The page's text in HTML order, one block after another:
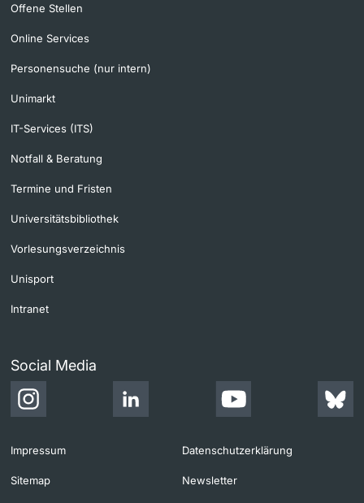
Offene Stellen
Online Services
Personensuche (nur intern)
Unimarkt
IT-Services (ITS)
Notfall & Beratung
Termine und Fristen
Universitätsbibliothek
Vorlesungsverzeichnis
Unisport
Intranet
Social Media
Impressum Datenschutzerklärung
Sitemap Newsletter